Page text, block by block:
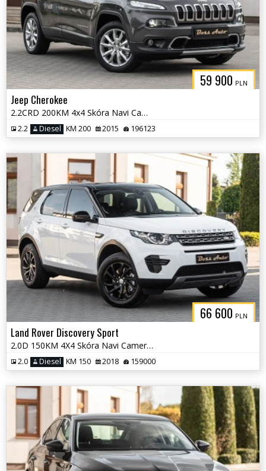
59 900 PLN
Jeep Cherokee
2.2CRD 200KM 4x4 Skóra Navi Camera Xenon Alu Full !!! Gwarancjia !!
2.2 Diesel KM 200 2015 196123
66 600 PLN
Land Rover Discovery Sport
2.0D 150KM 4X4 Skóra Navi Camera Climatron Full Serwis Aso !! Polecamy
2.0 Diesel KM 150 2018 159000